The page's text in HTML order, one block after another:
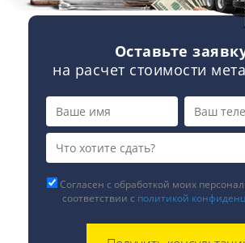
Оставьте
на расчет стоимости
Согласен с обработкой моих
соответствии с политикой